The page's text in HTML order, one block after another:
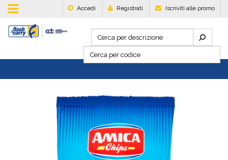
Accedi Registrati Iscriviti alle promo